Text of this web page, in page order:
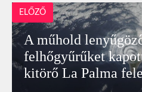
ELŐZŐ
A műhold
felhőgyűrűket
kitörő La Palma